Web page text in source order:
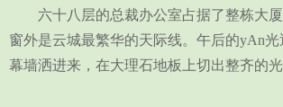
六十八层的总裁办公室占据了整栋大厦
窗外是云城最繁华的天际线。午后的yAn光
幕墙洒进来，在大理石地板上切出整齐的光